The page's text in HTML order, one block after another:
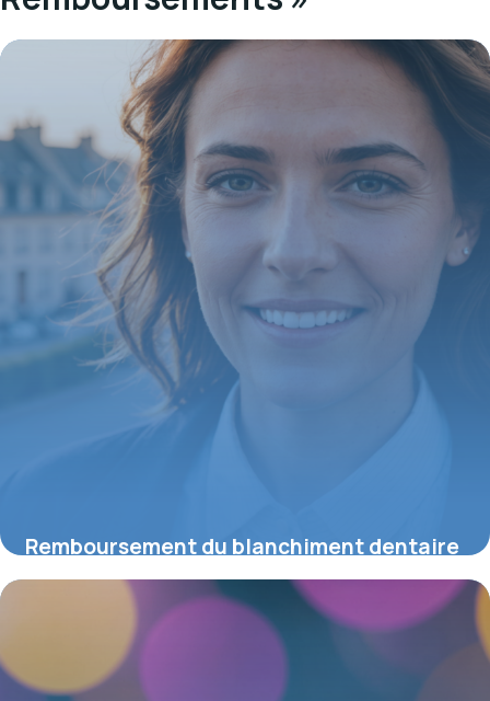
Remboursement du blanchiment dentaire
en France : ce que vous devez savoir